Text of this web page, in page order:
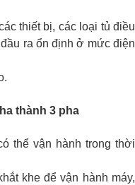
thiết bị, các loại tủ điều
ra ổn định ở mức điện
thành 3 pha
thể vận hành trong thời
khe để vận hành máy,